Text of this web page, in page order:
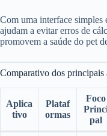
Com uma interface simples
ajudam a evitar erros de
promovem a saúde do pet
Comparativo dos principais
Aplica
tivo
Plataf
ormas
Foco
pal